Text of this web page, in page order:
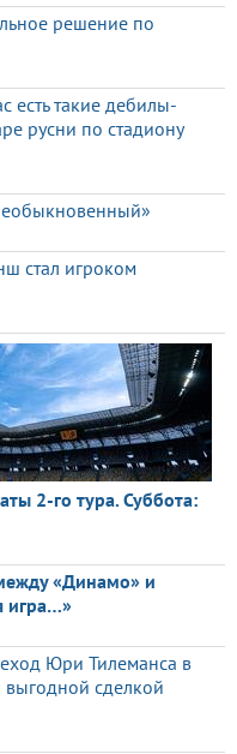
решение по
есть такие дебилы-
русни по стадиону
стал игроком
2-го тура. Суббота:
«Динамо» и
игра…»
Юри Тилеманса в
сделкой